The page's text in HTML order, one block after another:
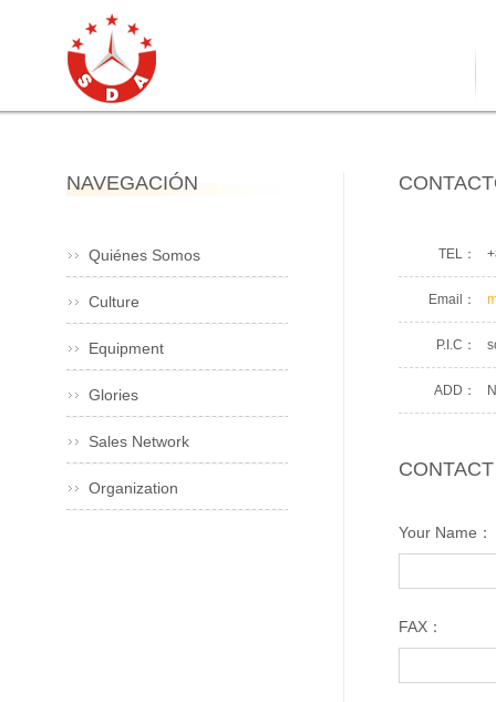
TEL：
Email：
P.I.C：
ADD：
Your Name：
FAX：
NAVEGACIÓN
Quiénes Somos
Culture
Equipment
Glories
Sales Network
Organization